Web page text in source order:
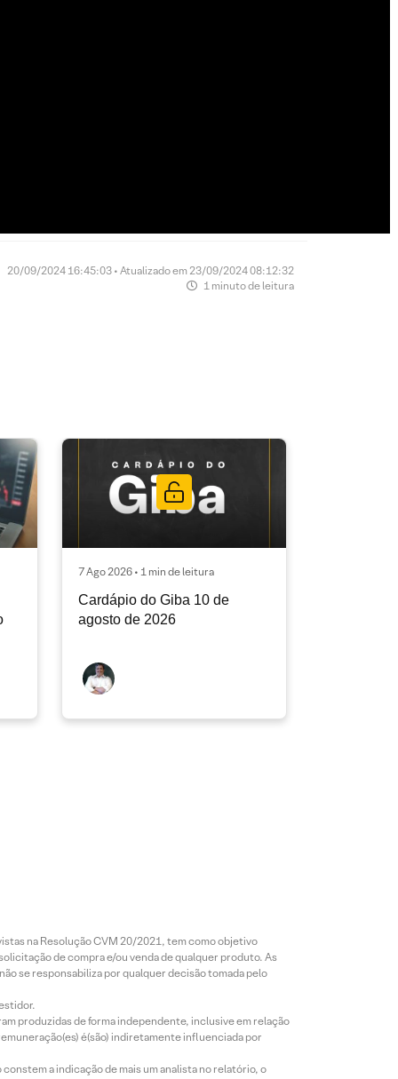
20/09/2024 16:45:03 • Atualizado em 23/09/2024 08:12:32
1 minuto de leitura
7 Ago 2026 • 1 min de leitura
Cardápio do Giba 10 de
agosto de 2026
na Resolução CVM 20/2021, tem como objetivo
de compra e/ou venda de qualquer produto. As
se responsabiliza por qualquer decisão tomada pelo
produzidas de forma independente, inclusive em relação
é(são) indiretamente influenciada por
a indicação de mais um analista no relatório, o